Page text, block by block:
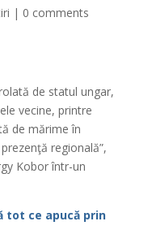
| 0 comments
de statul ungar,
vecine, printre
de mărime în
regională”,
Kobor într-un
tot ce apucă prin